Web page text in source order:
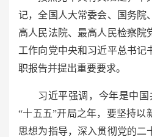
记，全国人大常委会、国务院
高人民法院、最高人民检察院
工作向党中央和习近平总书记
职报告并提出重要要求。
习近平强调，今年是中
“十五五”开局之年，要坚持以
思想为指导，深入贯彻党的二